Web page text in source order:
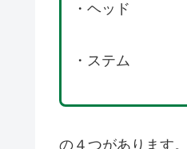
・ヘッド
・ステム
の４つがあります。